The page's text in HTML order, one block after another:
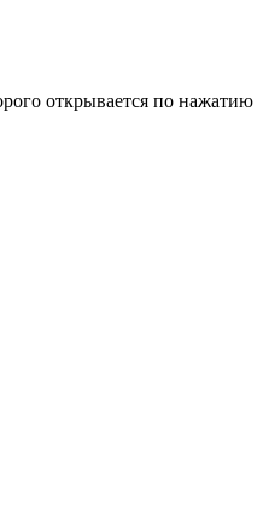
открывается по нажатию